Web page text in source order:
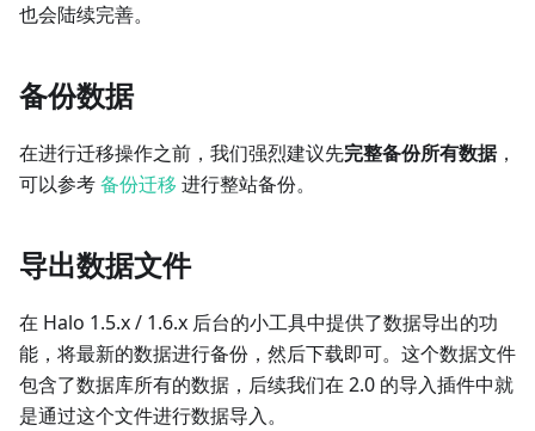
也会陆续完善。
备份数据
在进行迁移操作之前，我们强烈建议先完整备份所有数据，
可以参考备份迁移 进行整站备份。
导出数据文件
在 Halo 1.5.x / 1.6.x 后台的小工具中提供了数据导出的功
能，将最新的数据进行备份，然后下载即可。这个数据文件
包含了数据库所有的数据，后续我们在 2.0 的导入插件中就
是通过这个文件进行数据导入。